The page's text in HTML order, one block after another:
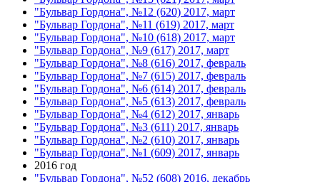
"Бульвар Гордона", №12 (620) 2017, март
"Бульвар Гордона", №11 (619) 2017, март
"Бульвар Гордона", №10 (618) 2017, март
"Бульвар Гордона", №9 (617) 2017, март
"Бульвар Гордона", №8 (616) 2017, февраль
"Бульвар Гордона", №7 (615) 2017, февраль
"Бульвар Гордона", №6 (614) 2017, февраль
"Бульвар Гордона", №5 (613) 2017, февраль
"Бульвар Гордона", №4 (612) 2017, январь
"Бульвар Гордона", №3 (611) 2017, январь
"Бульвар Гордона", №2 (610) 2017, январь
"Бульвар Гордона", №1 (609) 2017, январь
2016 год
"Бульвар Гордона", №52 (608) 2016, декабрь